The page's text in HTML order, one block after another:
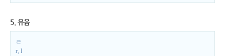
5. 유음
ㄹ
r, l